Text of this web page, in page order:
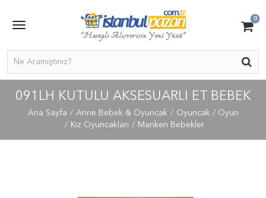
0
091LH KUTULU AKSESUARLI ET BEBEK
Ana Sayfa Anne Bebek & Oyuncak
Oyuncak / Oyun
Kız Oyuncakları
Manken Bebekler